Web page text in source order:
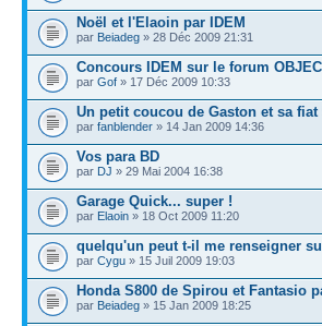
Noël et l'Elaoin par IDEM
par Beiadeg » 28 Déc 2009 21:31
Concours IDEM sur le forum
par Gof » 17 Déc 2009 10:33
Un petit coucou de Gaston et sa fiat
par fanblender » 14 Jan 2009 14:36
Vos para BD
par DJ » 29 Mai 2004 16:38
Garage Quick... super !
par Elaoin » 18 Oct 2009 11:20
quelqu'un peut t-il me renseigner
par Cygu » 15 Juil 2009 19:03
Honda S800 de Spirou et Fantasio
par Beiadeg » 15 Jan 2009 18:25